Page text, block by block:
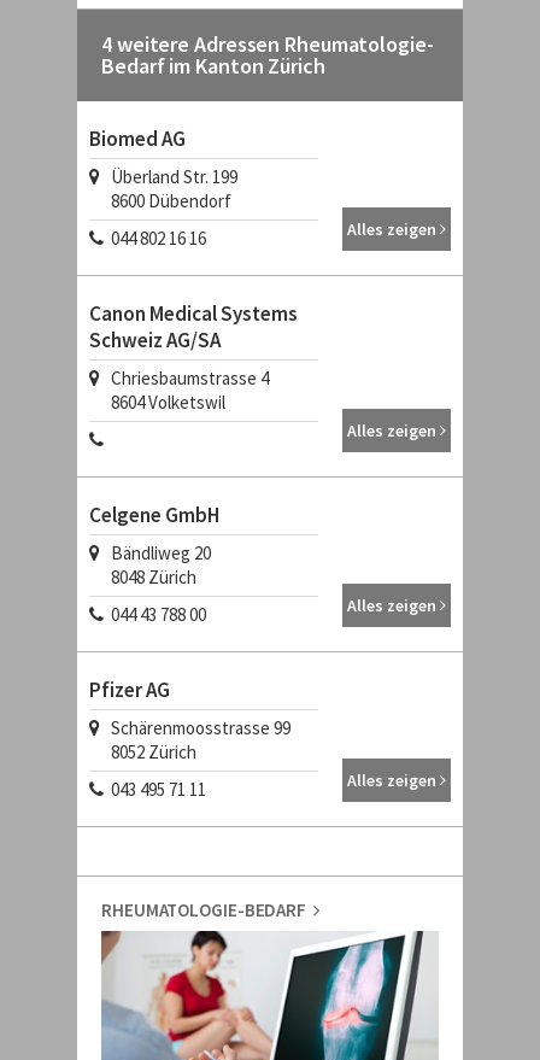
4 weitere Adressen Rheumatologie-
Bedarf im Kanton Zürich
Biomed AG
Überland Str. 199
8600 Dübendorf
044 802 16 16
Alles zeigen
Canon Medical Systems
Schweiz AG/SA
Chriesbaumstrasse 4
8604Volketswil
Alles zeigen
Celgene GmbH
Bändliweg 20
8048 Zürich
044 43 788 00
Alles zeigen
Pfizer AG
Schärenmoosstrasse 99
8052 Zürich
043 495 71 11
Alles zeigen
RHEUMATOLOGIE-BEDARF